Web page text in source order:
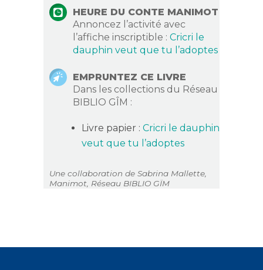
HEURE DU CONTE MANIMOT
Annoncez l’activité avec
l’affiche inscriptible : Cricri le
dauphin veut que tu l’adoptes
EMPRUNTEZ CE LIVRE
Dans les collections du Réseau
BIBLIO GÎM :
Livre papier : Cricri le dauphin
veut que tu l’adoptes
Une collaboration de Sabrina Mallette,
Manimot, Réseau BIBLIO GÏM